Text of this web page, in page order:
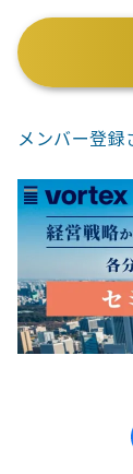
メンバー登録